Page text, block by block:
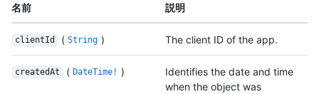
名前 説明
clientId ( String ) The client ID of the app.
createdAt ( DateTime! )
Identifies the date and time
when the object was